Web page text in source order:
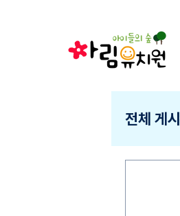
전체 게